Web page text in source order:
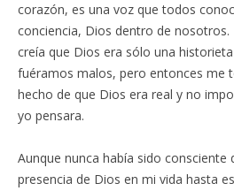
corazón, es una voz que todos
conciencia, Dios dentro de
creía que Dios era sólo una
fuéramos malos, pero entonces me
hecho de que Dios era real y no
yo pensara.
Aunque nunca había sido consciente
presencia de Dios en mi vida hasta